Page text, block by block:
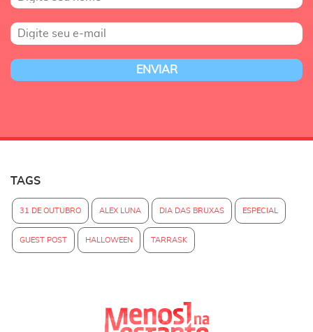
TAGS
31 DE OUTUBRO ALEX LUNA DIA DAS BRUXAS ESPECIAL
GUEST POST HALLOWEEN TARRASK